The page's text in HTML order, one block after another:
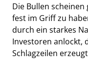
Die Bullen scheinen
fest im Griff zu
durch ein starkes
Investoren anlockt,
Schlagzeilen